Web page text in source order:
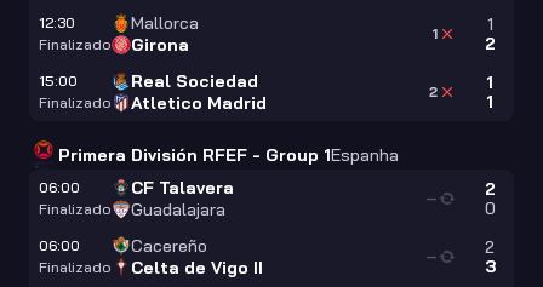
12:30
Finalizado
Mallorca
Girona
1
2
1
15:00
Finalizado
Real Sociedad
Atletico Madrid
1
1
2
Primera División RFEF - Group 1Espanha
06:00
Finalizado
CF Talavera
Guadalajara
2
0
—
06:00
Finalizado
Cacereño
Celta de Vigo II
2
3
—